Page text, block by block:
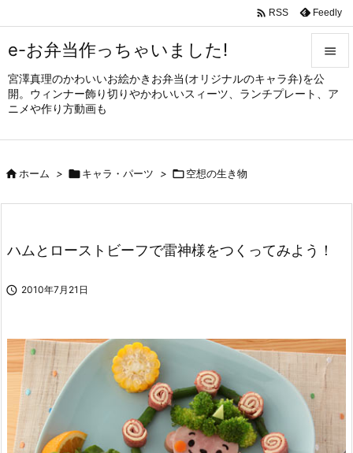
e-お弁当作っちゃいました!
宮澤真理のかわいいお絵かきお弁当(オリジナルのキャラ弁)を公
開。ウィンナー飾り切りやかわいいスィーツ、ランチプレート、ア
ニメや作り方動画も


メニュ
サイド


 RSS Feedly
ホーム > キャラ・パーツ > 空想の生き物
ハムとローストビーフで雷神様をつくってみよう！
 2010年7月21日